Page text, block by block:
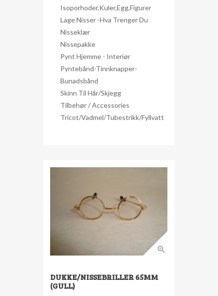
Isoporhoder,kuler,egg,figurer
Lage Nisser -hva Trenger Du
Nisseklær
Nissepakke
Pynt Hjemme - Interiør
Pyntebånd-Tinnknapper-
Bunadsbånd
Skinn Til Hår/skjegg
Tilbehør / Accessories
Tricot/Vadmel/Tubestrikk/Fyllvatt
DUKKE/NISSEBRILLER 65MM
(GULL)